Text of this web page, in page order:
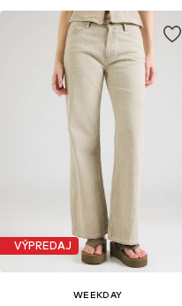
VÝPREDAJ
WEEKDAY